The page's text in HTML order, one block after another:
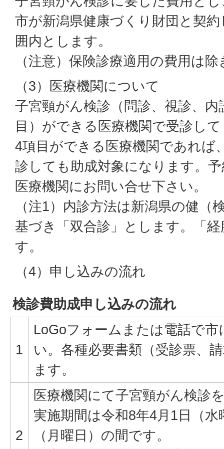
市が新潟県健康づくり財団と契
囲内とします。
（注意）保険診療適用の費用は
（3）医療機関について
子宮頸がん検診（問診、視診、
目）ができる医療機関で受診し
4項目ができる医療機関であれば
診しても助成対象になります。
医療機関にお問い合せ下さい。
（注1）内診方法は新潟県の健（
基づき「双合診」とします。「
す。
（4）申し込みの流れ
検診費助成申し込みの流れ
1
LoGoフォームまたは電話で
い。各種必要書類（受診票、
ます。
2
医療機関にて子宮頸がん検診
実施期間は令和8年4月1日（
（月曜日）の間です。